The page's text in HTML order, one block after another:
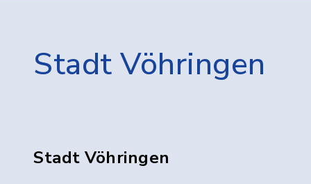
Stadt Vöhringen
Stadt Vöhringen